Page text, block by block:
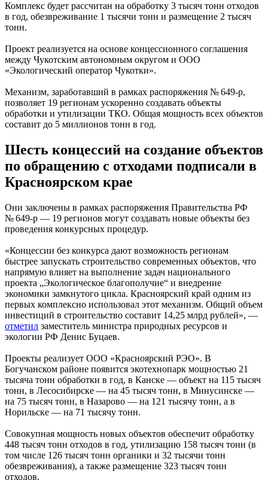
Комплекс будет рассчитан на обработку 3 тысяч тонн отходов
в год, обезвреживание 1 тысячи тонн и размещение 2 тысяч
тонн.
Проект реализуется на основе концессионного соглашения
между Чукотским автономным округом и ООО
«Экологический оператор Чукотки».
Механизм, заработавший в рамках распоряжения № 649-р,
позволяет 19 регионам ускоренно создавать объекты
обработки и утилизации ТКО. Общая мощность всех объектов
составит до 5 миллионов тонн в год.
Шесть концессий на создание объектов
по обращению с отходами подписали в
Красноярском крае
Они заключены в рамках распоряжения Правительства РФ
№ 649-р — 19 регионов могут создавать новые объекты без
проведения конкурсных процедур.
«Концессии без конкурса дают возможность регионам
быстрее запускать строительство современных объектов, что
напрямую влияет на выполнение задач национального
проекта „Экологическое благополучие“ и внедрение
экономики замкнутого цикла. Красноярский край одним из
первых комплексно использовал этот механизм. Общий объем
инвестиций в строительство составит 14,25 млрд рублей», —
отметил заместитель министра природных ресурсов и
экологии РФ Денис Буцаев.
Проекты реализует ООО «Красноярский РЭО». В
Богучанском районе появится экотехнопарк мощностью 21
тысяча тонн обработки в год, в Канске — объект на 115 тысяч
тонн, в Лесосибирске — на 45 тысяч тонн, в Минусинске —
на 75 тысяч тонн, в Назарово — на 121 тысячу тонн, а в
Норильске — на 71 тысячу тонн.
Совокупная мощность новых объектов обеспечит обработку
448 тысяч тонн отходов в год, утилизацию 158 тысяч тонн (в
том числе 126 тысяч тонн органики и 32 тысячи тонн
обезвреживания), а также размещение 323 тысяч тонн
отходов.